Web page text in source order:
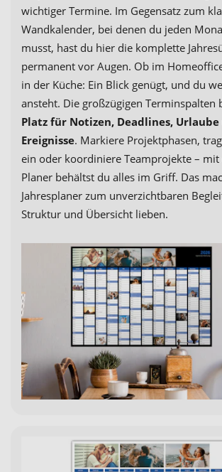
wichtiger Termine. Im Gegensatz zum
Wandkalender, bei denen du jeden
musst, hast du hier die komplette
permanent vor Augen. Ob im
in der Küche: Ein Blick genügt, und du
ansteht. Die großzügigen Terminspalten
Platz für Notizen, Deadlines,
Ereignisse. Markiere Projektphasen,
ein oder koordiniere Teamprojekte – mit
Planer behältst du alles im Griff. Das
Jahresplaner zum unverzichtbaren
Struktur und Übersicht lieben.